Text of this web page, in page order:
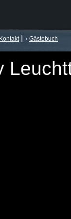
Kontakt Gästebuch